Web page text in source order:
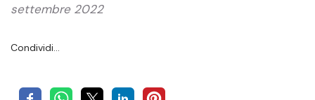
settembre 2022
Condividi…